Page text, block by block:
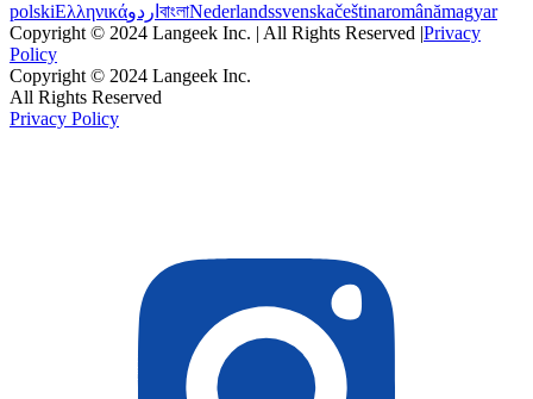
polskiΕλληνικάاردو বাংলাNederlandssvenskačeštinaromânămagyar
Copyright © 2024 Langeek Inc. | All Rights Reserved |Privacy
Policy
Copyright © 2024 Langeek Inc.
All Rights Reserved
Privacy Policy